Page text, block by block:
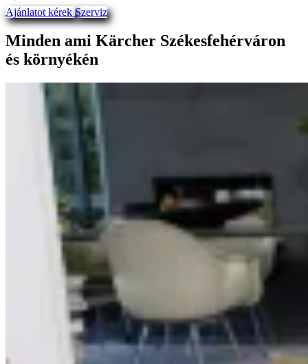
Ajánlatot kérekSzerviz
Minden ami Kärcher Székesfehérváron
és környékén